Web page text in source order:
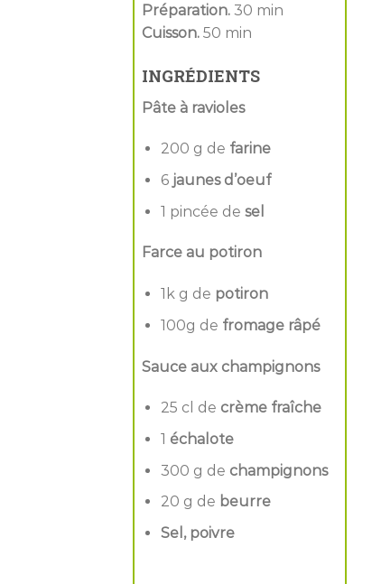
Préparation. 30 min
Cuisson. 50 min
INGRÉDIENTS
Pâte à ravioles
200 g de farine
6 jaunes d’oeuf
1 pincée de sel
Farce au potiron
1k g de potiron
100g de fromage râpé
Sauce aux champignons
25 cl de crème fraîche
1 échalote
300 g de champignons
20 g de beurre
Sel, poivre